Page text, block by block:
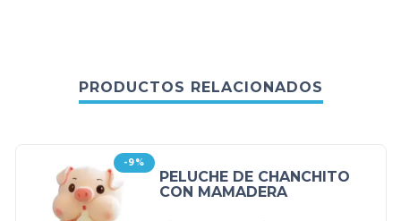
PRODUCTOS RELACIONADOS
-9%
PELUCHE DE CHANCHITO
CON MAMADERA